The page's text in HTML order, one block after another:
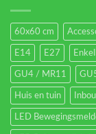
60x60 cm
E14 E27
GU4 / MR11
Huis en tuin
LED